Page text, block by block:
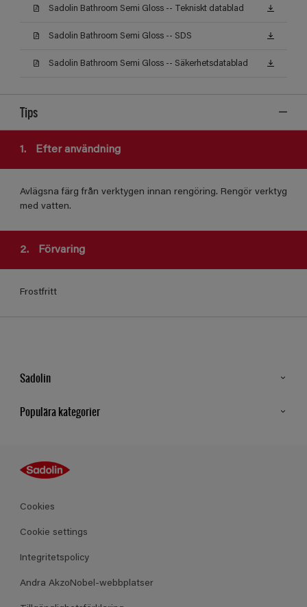
Sadolin Bathroom Semi Gloss -- Tekniskt datablad
Sadolin Bathroom Semi Gloss -- SDS
Sadolin Bathroom Semi Gloss -- Säkerhetsdatablad
Tips
1. Efter användning
Avlägsna färg från verktygen innan rengöring. Rengör verktyg
med vatten.
2. Förvaring
Frostfritt
Sadolin
Populära kategorier
Kulörer
Produkter
Cookies
Cookie settings
Integritetspolicy
Andra AkzoNobel-webbplatser